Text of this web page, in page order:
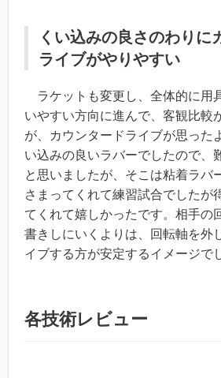
くい込みの良さのわりに
ライブがやりやすい
ラケットも変更し、全体的に用
いやすい方向に進んで、客観比較
が、
カウンタードライブが思った
い込みの良いラバーでしたので、
と思いましたが、そこは粘着ラバ
さまってくれて練習試合でしたが
てくれて嬉しかったです。 相手の
書きしにいくよりは、回転軸を外
イブする方が安定するイメージで
各技術レビュー